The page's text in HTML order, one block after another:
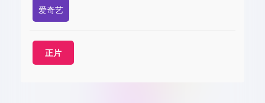
爱奇艺
正片